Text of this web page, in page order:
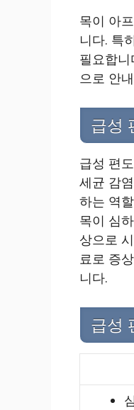
목이 아
니다. 특
필요합
으로 안
급성
급성 편
세균 감
하는 역
목이 심
상으로
료로 증
니다.
급성